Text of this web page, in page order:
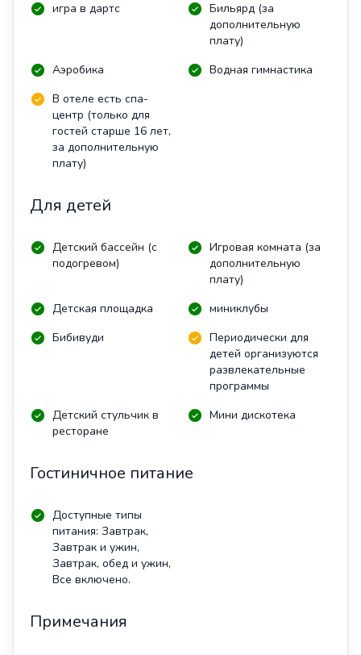
игра в дартс
Бильярд (за
дополнительную
плату)
Аэробика
Водная гимнастика
В отеле есть спа-
центр (только для
гостей старше 16 лет,
за дополнительную
плату)
Для детей
Детский бассейн (с
подогревом)
Игровая комната (за
дополнительную
плату)
Детская площадка
миниклубы
Бибивуди
Периодически для
детей организуются
развлекательные
программы
Детский стульчик в
ресторане
Мини дискотека
Гостиничное питание
Доступные типы
питания: Завтрак,
Завтрак и ужин,
Завтрак, обед и ужин,
Все включено.
Примечания